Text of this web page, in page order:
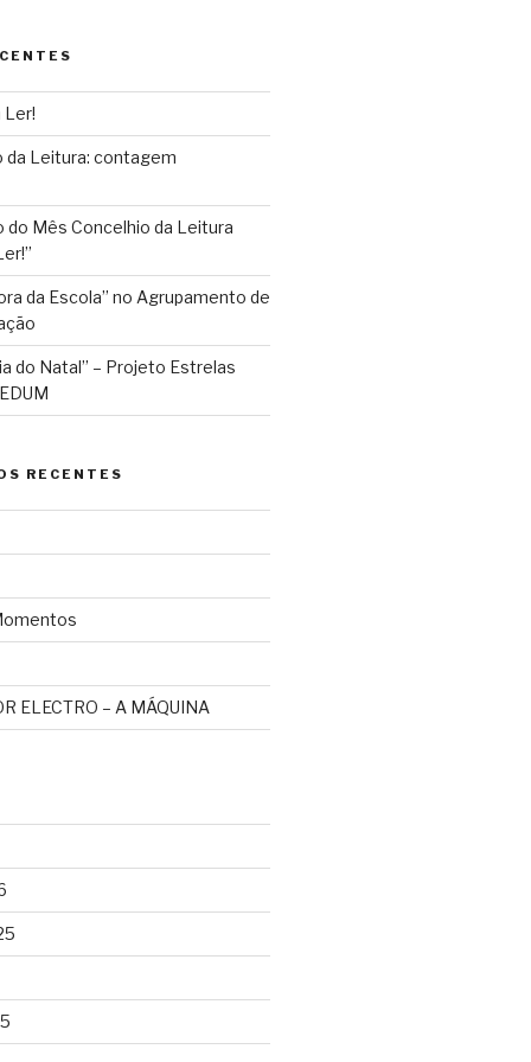
Ler!
da Leitura: contagem
do Mês Concelhio da Leitura
da Escola” no Agrupamento de
do Natal” – Projeto Estrelas
RECENTES
ELECTRO – A MÁQUINA